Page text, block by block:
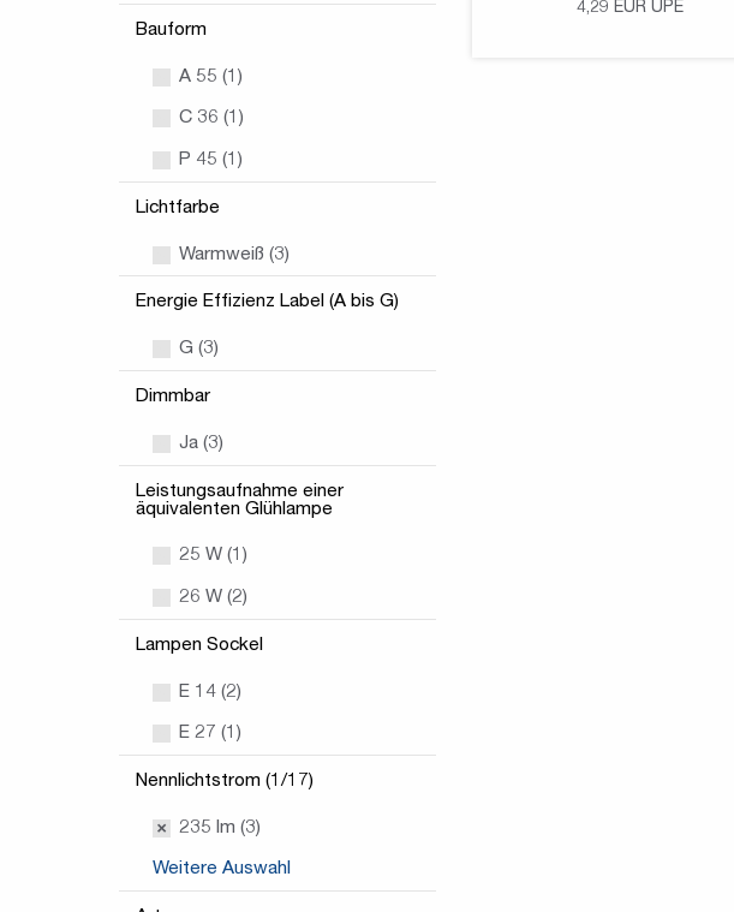
Bauform
A 55 (1)
C 36 (1)
P 45 (1)
Lichtfarbe
Warmweiß (3)
Energie Effizienz Label (A bis G)
G (3)
Dimmbar
Ja (3)
Leistungsaufnahme einer
äquivalenten Glühlampe
25 W (1)
26 W (2)
Lampen Sockel
E 14 (2)
E 27 (1)
Nennlichtstrom (1/17)
235 lm (3)
Weitere Auswahl
4,29 EUR UPE